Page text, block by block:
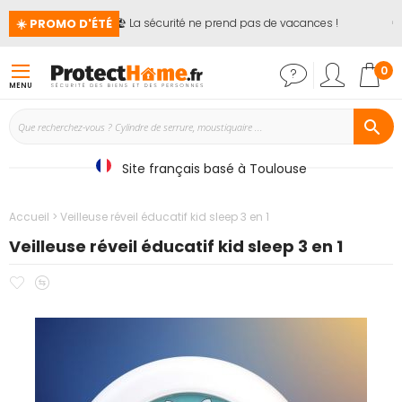
☀️ PROMO D'ÉTÉ🏖️ La sécurité ne prend pas de vacances ! 📢
MENU
0
Site français basé à Toulouse
Accueil Veilleuse réveil éducatif kid sleep 3 en 1
Veilleuse réveil éducatif kid sleep 3 en 1
Ajouter
mescomparateur